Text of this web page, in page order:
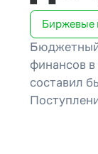
Биржевые
финансов
составил